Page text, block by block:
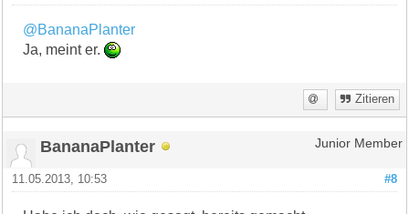
@BananaPlanter
Ja, meint er.
Zitieren
BananaPlanter Junior Member
#8
11.05.2013, 10:53